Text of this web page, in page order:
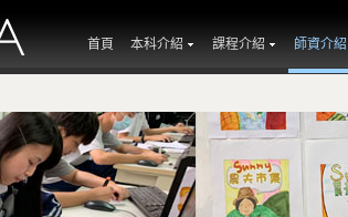
首頁 本科介紹 課程介紹 師資介紹